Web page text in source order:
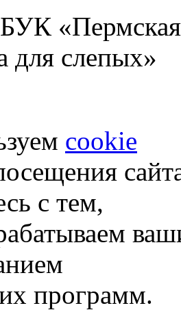
«Пермская
для слепых»
cookie
с тем,
программ.